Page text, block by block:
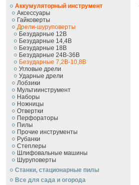
Аккумуляторный инструмент
Аксессуары
Гайковерты
Дрели-шуруповерты
Безударные 12В
Безударные 14,4В
Безударные 18В
Безударные 24В-36В
Безударные 7,2В-10,8В
Угловые дрели
Ударные дрели
Лобзики
Мультиинструмент
Наборы
Ножницы
Отвертки
Перфораторы
Пилы
Прочие инструменты
Рубанки
Степлеры
Шлифовальные машины
Шуруповерты
Станки, стационарные пилы
Все для сада и огорода